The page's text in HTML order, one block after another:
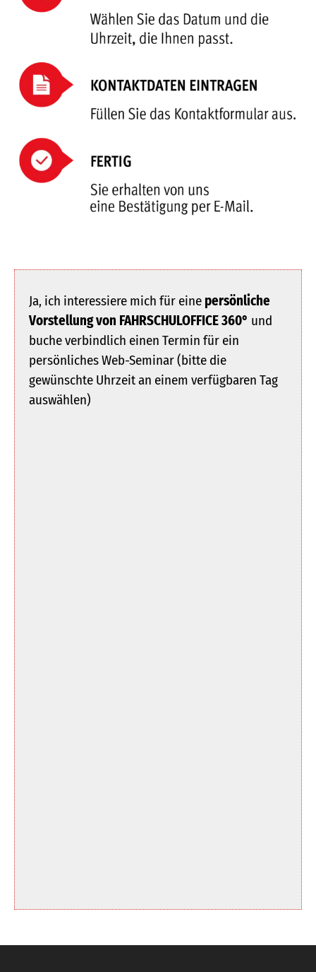
Ja, ich interessiere mich für eine persönliche
Vorstellung von FAHRSCHULOFFICE 360° und
buche verbindlich einen Termin für ein
persönliches Web-Seminar (bitte die
gewünschte Uhrzeit an einem verfügbaren Tag
auswählen)